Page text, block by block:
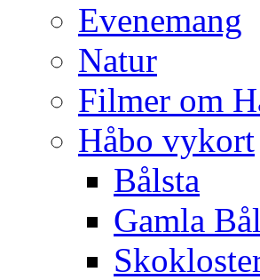
Evenemang
Natur
Filmer om
Håbo vykort
Bålsta
Gamla